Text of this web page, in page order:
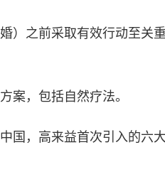
）之前采取有效行动至关重
案，包括自然疗法。
国，高来益首次引入的六